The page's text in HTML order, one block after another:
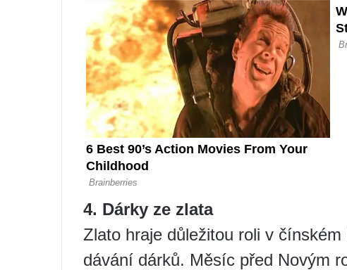
4. Dárky ze zlata
Zlato hraje důležitou roli v
dávání dárků. Měsíc před Novým